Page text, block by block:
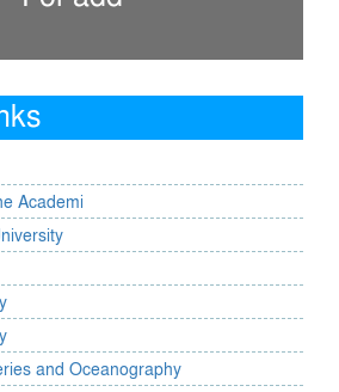
Academi
and Oceanography